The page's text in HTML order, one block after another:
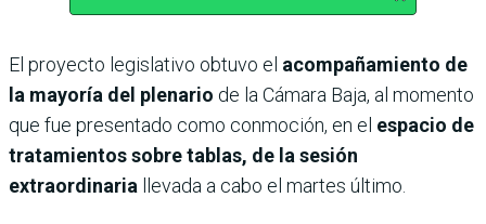
El proyecto legislativo obtuvo el acompañamiento de
la mayoría del plenario de la Cámara Baja, al momento
que fue presentado como conmoción, en el espacio de
tratamientos sobre tablas, de la sesión
extraordinaria
llevada a cabo el martes último.